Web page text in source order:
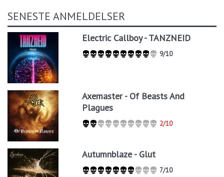
SENESTE ANMELDELSER
Electric Callboy - TANZNEID
9/10
Axemaster - Of Beasts And
Plagues
2/10
Autumnblaze - Glut
7/10